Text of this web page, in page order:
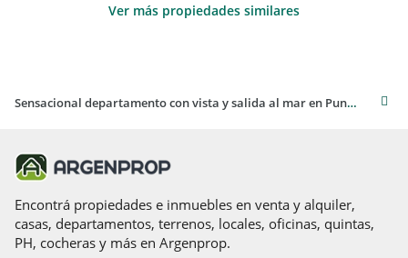
Ver más propiedades similares
Sensacional departamento con vista y salida al mar en Punta Ballena, Uruguay.
Encontrá propiedades e inmuebles en venta y alquiler,
casas, departamentos, terrenos, locales, oficinas, quintas,
PH, cocheras y más en Argenprop.